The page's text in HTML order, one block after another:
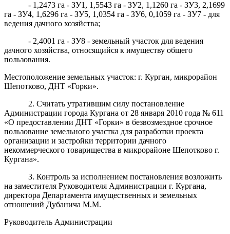
- 1,2473 га - ЗУ1, 1,5543 га - ЗУ2, 1,1260 га - ЗУ3, 2,1699
га - ЗУ4, 1,6296 га - ЗУ5, 1,0354 га - ЗУ6, 0,1059 га - ЗУ7 - для
ведения дачного хозяйства;
- 2,4001 га - ЗУ8 - земельный участок для ведения
дачного хозяйства, относящийся к имуществу общего
пользования.
Местоположение земельных участок: г. Курган, микрорайон
Шепотково, ДНТ «Горки».
2. Считать утратившим силу постановление
Администрации города Кургана от 28 января 2010 года № 611
«О предоставлении ДНТ «Горки» в безвозмездное срочное
пользование земельного участка для разработки проекта
организации и застройки территории дачного
некоммерческого товарищества в микрорайоне Шепотково г.
Кургана».
3. Контроль за исполнением постановления возложить
на заместителя Руководителя Администрации г. Кургана,
директора Департамента имущественных и земельных
отношений Дубанича М.М.
Руководитель Администрации